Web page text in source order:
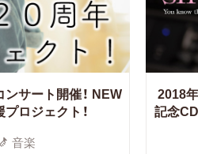
サート開催！ NEW
ロジェクト！
音楽
2018
記念CD